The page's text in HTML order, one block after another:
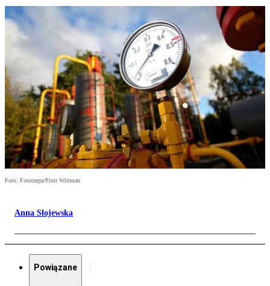
Foto: Fotorzepa/Piotr Wittman
Anna Słojewska
Powiązane